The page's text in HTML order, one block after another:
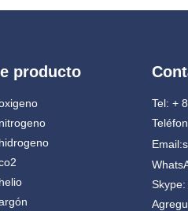
producto
Tel: +
Email: